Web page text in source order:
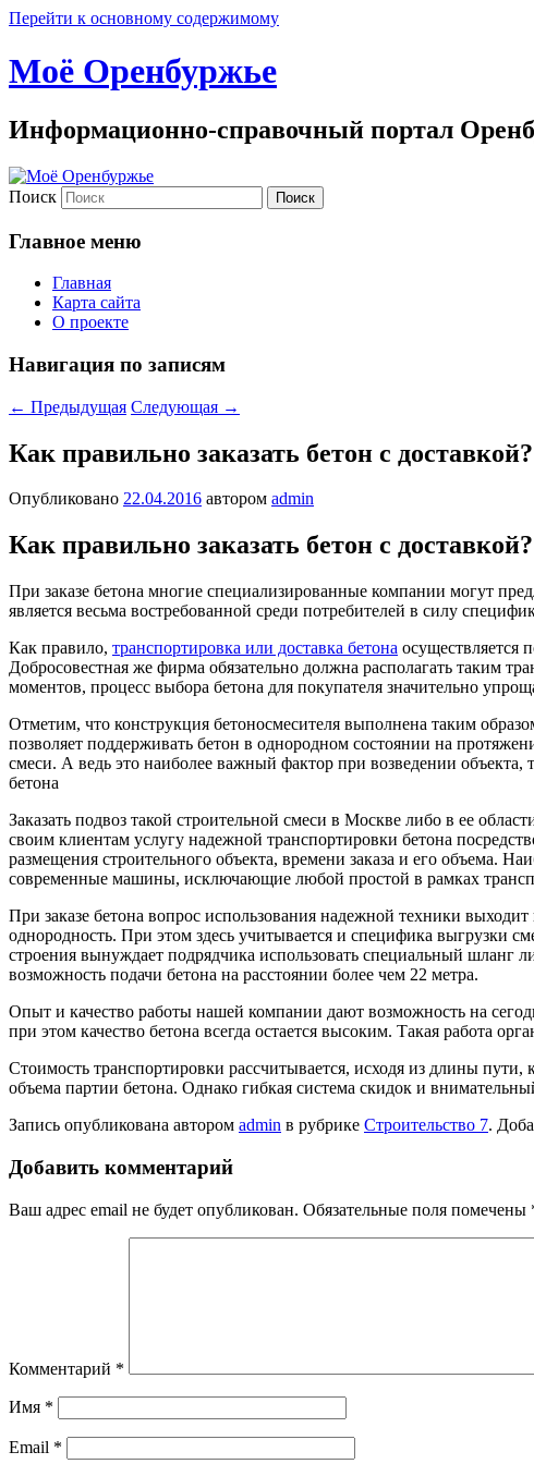
Перейти к основному содержимому
Моё Оренбуржье
Информационно-справочный портал
Поиск
Главное меню
Главная
Карта сайта
О проекте
Навигация по записям
← Предыдущая Следующая →
Как правильно заказать бетон с
Опубликовано 22.04.2016 автором admin
Как правильно заказать бетон с
При заказе бетона многие специализированные компании могут
является весьма востребованной среди потребителей в силу
Как правило, транспортировка или доставка бетона осуществляется
Добросовестная же фирма обязательно должна располагать таким
моментов, процесс выбора бетона для покупателя значительно
Отметим, что конструкция бетоносмесителя выполнена таким
позволяет поддерживать бетон в однородном состоянии на
смеси. А ведь это наиболее важный фактор при возведении
бетона
Заказать подвоз такой строительной смеси в Москве либо в ее
своим клиентам услугу надежной транспортировки бетона
размещения строительного объекта, времени заказа и его объема.
современные машины, исключающие любой простой в рамках
При заказе бетона вопрос использования надежной техники
однородность. При этом здесь учитывается и специфика выгрузки
строения вынуждает подрядчика использовать специальный шланг
возможность подачи бетона на расстоянии более чем 22 метра.
Опыт и качество работы нашей компании дают возможность на
при этом качество бетона всегда остается высоким. Такая работа
Стоимость транспортировки рассчитывается, исходя из длины пути,
объема партии бетона. Однако гибкая система скидок и
Запись опубликована автором admin в рубрике Строительство 7.
Добавить комментарий
Ваш адрес email не будет опубликован. Обязательные поля помечены
Комментарий *
Имя *
Email *